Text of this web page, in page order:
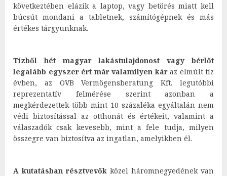
következtében elázik a laptop, vagy betörés miatt kell
búcsút mondani a tabletnek, számítógépnek és más
értékes tárgyunknak.
Tízből hét magyar lakástulajdonost vagy bérlőt
legalább egyszer ért már valamilyen káraz elmúlt tíz
évben, az OVB Vermögensberatung Kft. legutóbbi
reprezentatív felmérése szerint azonban a
megkérdezettek több mint 10 százaléka egyáltalán nem
védi biztosítással az otthonát és értékeit, valamint a
válaszadók csak kevesebb, mint a fele tudja, milyen
összegre van biztosítva az ingatlan, amelyikben él.
A kutatásban résztvevők közel háromnegyedének van